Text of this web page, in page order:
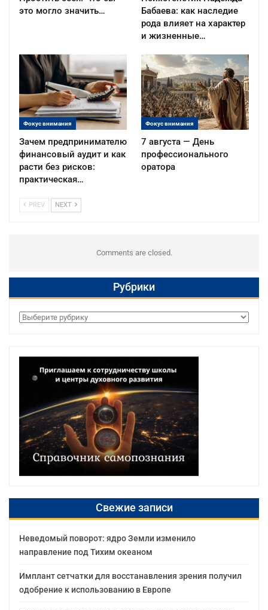
это могло значить…
Бабаева: как наследие
рода влияет на характер
и жизненные…
Фокус внимания
Зачем предпринимателю
финансовый аудит и как
расти без рисков:
практическая…
Фокус внимания
7 августа — День
профессионального
оратора
PREV NEXT
Comments are closed.
Рубрики
Рубрики
Свежие записи
Неведомый поворот: ядро Земли изменило
направление под Тихим океаном
Имплант сетчатки для восстанавления зрения получил
одобрение к использованию в Европе